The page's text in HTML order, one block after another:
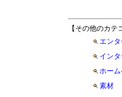
【その他のカテ
エンタ
インタ
ホー
素材